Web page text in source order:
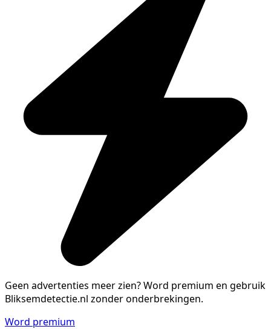
Geen advertenties meer zien?Word premium en gebruik
Bliksemdetectie.nl zonder onderbrekingen.
Word premium